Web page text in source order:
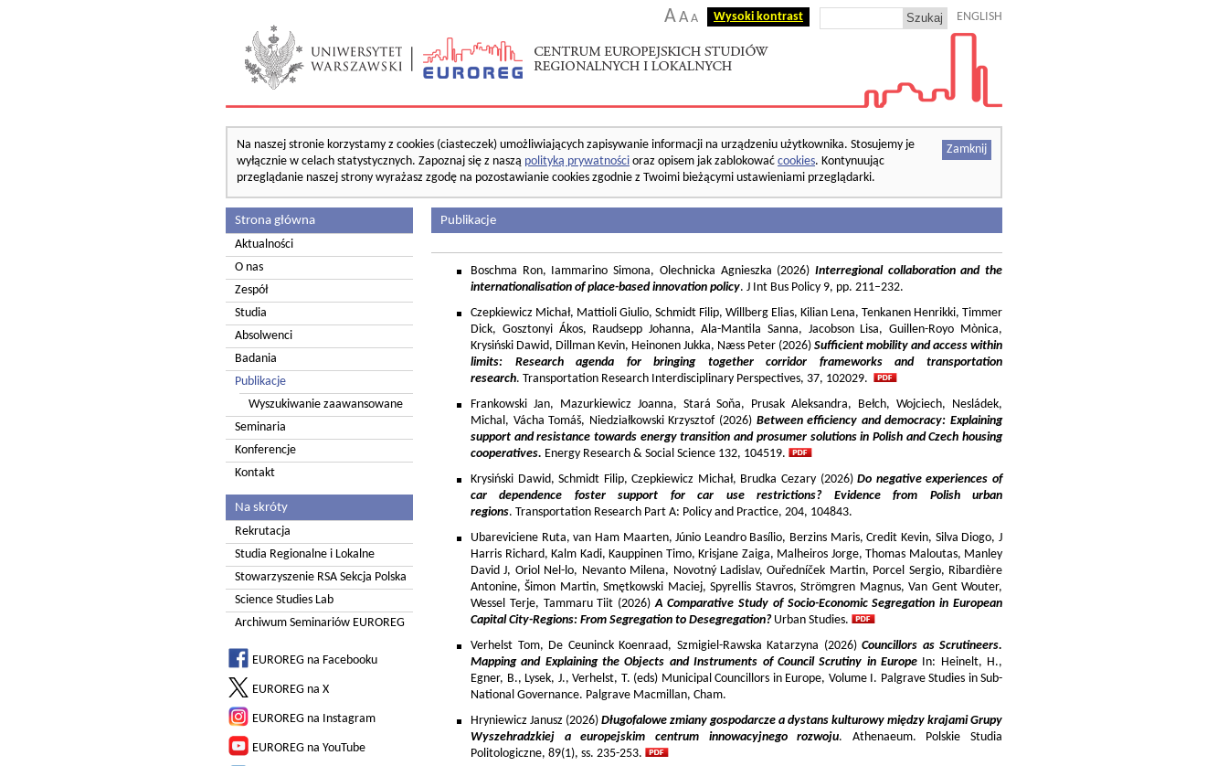
AA A Wysoki kontrast ENGLISH
Zamknij
Na naszej stronie korzystamy z cookies (ciasteczek) umożliwiających zapisywanie informacji na urządzeniu użytkownika. Stosujemy je
wyłącznie w celach statystycznych. Zapoznaj się z naszą polityką prywatności oraz opisem jak zablokować cookies. Kontynuując
przeglądanie naszej strony wyrażasz zgodę na pozostawianie cookies zgodnie z Twoimi bieżącymi ustawieniami przeglądarki.
Strona główna
Aktualności
O nas
Zespół
Studia
Absolwenci
Badania
Publikacje
Wyszukiwanie zaawansowane
Seminaria
Konferencje
Kontakt
Na skróty
Rekrutacja
Studia Regionalne i Lokalne
Stowarzyszenie RSA Sekcja Polska
Science Studies Lab
Archiwum Seminariów EUROREG
EUROREG na Facebooku
EUROREG na X
EUROREG na Instagram
EUROREG na YouTube
Publikacje
Boschma Ron, Iammarino Simona, Olechnicka Agnieszka (2026) Interregional collaboration and the
internationalisation of place-based innovation policy. J Int Bus Policy 9, pp. 211–232.
Czepkiewicz Michał, Mattioli Giulio, Schmidt Filip, Willberg Elias, Kilian Lena, Tenkanen Henrikki, Timmer
Dick, Gosztonyi Ákos, Raudsepp Johanna, Ala-Mantila Sanna, Jacobson Lisa, Guillen-Royo Mònica,
Krysiński Dawid, Dillman Kevin, Heinonen Jukka, Næss Peter (2026) Sufficient mobility and access within
limits: Research agenda for bringing together corridor frameworks and transportation
research. Transportation Research Interdisciplinary Perspectives, 37, 102029.
Frankowski Jan, Mazurkiewicz Joanna, Stará Soňa, Prusak Aleksandra, Bełch, Wojciech, Nesládek,
Michal, Vácha Tomáš, Niedziałkowski Krzysztof (2026) Between efficiency and democracy: Explaining
support and resistance towards energy transition and prosumer solutions in Polish and Czech housing
cooperatives. Energy Research & Social Science 132, 104519.
Krysiński Dawid, Schmidt Filip, Czepkiewicz Michał, Brudka Cezary (2026)Do negative experiences of
car dependence foster support for car use restrictions? Evidence from Polish urban
regions. Transportation Research Part A: Policy and Practice, 204, 104843.
Ubareviciene Ruta, van Ham Maarten, Júnio Leandro Basílio, Berzins Maris, Credit Kevin, Silva Diogo, J
Harris Richard, Kalm Kadi, Kauppinen Timo, Krisjane Zaiga, Malheiros Jorge, Thomas Maloutas, Manley
David J, Oriol Nel-lo, Nevanto Milena, Novotný Ladislav, Ouředníček Martin, Porcel Sergio, Ribardière
Antonine, Šimon Martin, Smętkowski Maciej, Spyrellis Stavros, Strömgren Magnus, Van Gent Wouter,
Wessel Terje, Tammaru Tiit (2026)A Comparative Study of Socio-Economic Segregation in European
Capital City-Regions: From Segregation to Desegregation?Urban Studies.
Verhelst Tom, De Ceuninck Koenraad, Szmigiel-Rawska Katarzyna (2026) Councillors as Scrutineers.
Mapping and Explaining the Objects and Instruments of Council Scrutiny in EuropeIn: Heinelt, H.,
Egner, B., Lysek, J., Verhelst, T. (eds) Municipal Councillors in Europe, Volume I. Palgrave Studies in Sub-
National Governance. Palgrave Macmillan, Cham.
Hryniewicz Janusz (2026) Długofalowe zmiany gospodarcze a dystans kulturowy między krajami Grupy
Wyszehradzkiej a europejskim centrum innowacyjnego rozwoju. Athenaeum. Polskie Studia
Politologiczne, 89(1), ss. 235-253.